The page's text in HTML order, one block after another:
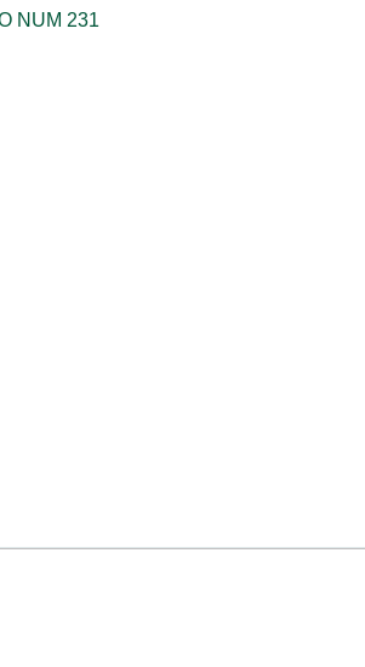
NUM 231